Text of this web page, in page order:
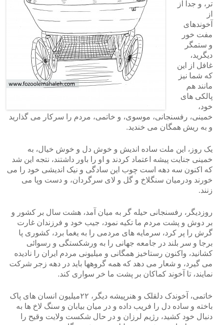
تر، و جدا از
از
آخوندهای
مفت خور
و ستمگر
دیگرید،
غافل از این
که شما نیز
مانند هم
پالکی های
خود،
خمینی، رفسنجانی، موسوی، و خاتمی، مردم را سرکار می گذارید
و به ریش همگان می خندید.
یک روز، این ملت ساده اندیش و خوش دل و خوش خیال، به
خمینی جنایت پیشه اعتماد کردند و او را باور داشتند، نتجه این شد
که اکنون سه دهه است چوب این سادگی و نیک اندیشی خود را می
خورند ودرمیان سنگلاخ و گل و لای سرگردان، و دست وپا می
زنند.
روزدیگر، رفسنجانی حیله گر به میان آمد، هشت سال بر کشور و
بر دوش و پشت مردم ما تکیه نمود، جیب خود و فرزندان غارت
گرش را پر کرد، سرمایه های مردمی را به یغما برد، کشوری پا
برجا و سر بلند در جامعه جهانی را به ورشکستگی و رسوائی
کشانید، واکنون رستاخیز همگانی و میلیونی مردم ایران را نادیده
می گیرد، و شعار می دهد که همه گروهها باید در دهه زجر شرکت
نمایند، تا آخوند کماکان بر پشت ما خر سواری کند.
خاتمی، آخوندک دلقلک و هنرپیشه دیگر، ۲۲میلیون انسان های پاک
باخته و ساده دل را فریب داده و در میان بیابان و سنگ لاخ ها به
دنبال خود کشید، رژیم لرزان و در حال شکست ولایت وقیح را